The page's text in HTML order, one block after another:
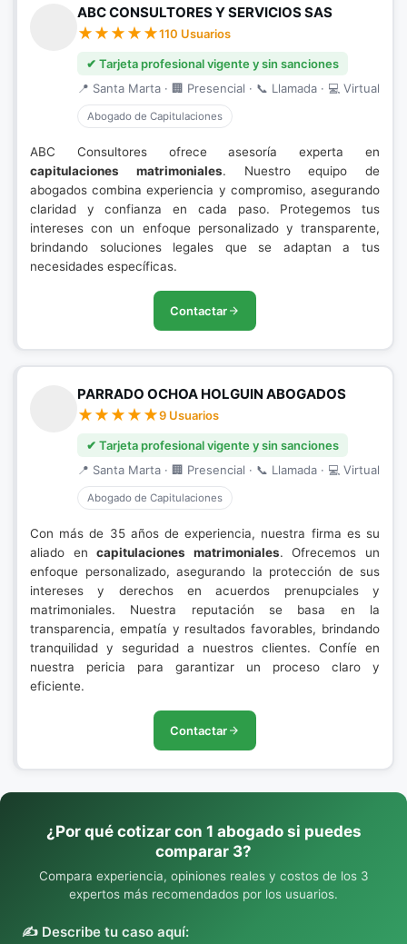
ABC CONSULTORES Y SERVICIOS SAS
110 Usuarios
✔ Tarjeta profesional vigente y sin sanciones
📍 Santa Marta · 🏢 Presencial · 📞 Llamada · 💻 Virtual
Abogado de Capitulaciones
ABC Consultores ofrece asesoría experta en
capitulaciones matrimoniales. Nuestro equipo de
abogados combina experiencia y compromiso, asegurando
claridad y confianza en cada paso. Protegemos tus
intereses con un enfoque personalizado y transparente,
brindando soluciones legales que se adaptan a tus
necesidades específicas.
Contactar
PARRADO OCHOA HOLGUIN ABOGADOS
9 Usuarios
✔ Tarjeta profesional vigente y sin sanciones
📍 Santa Marta · 🏢 Presencial · 📞 Llamada · 💻 Virtual
Abogado de Capitulaciones
Con más de 35 años de experiencia, nuestra firma es su
aliado encapitulaciones matrimoniales. Ofrecemos un
enfoque personalizado, asegurando la protección de sus
intereses y derechos en acuerdos prenupciales y
matrimoniales. Nuestra reputación se basa en la
transparencia, empatía y resultados favorables, brindando
tranquilidad y seguridad a nuestros clientes. Confíe en
nuestra pericia para garantizar un proceso claro y
eficiente.
Contactar
¿Por qué cotizar con 1 abogado si puedes
comparar 3?
Compara experiencia, opiniones reales y costos de los 3
expertos más recomendados por los usuarios.
✍️ Describe tu caso aquí: